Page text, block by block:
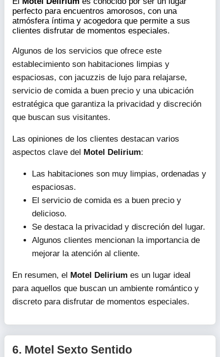
perfecto para encuentros amorosos, con una
atmósfera íntima y acogedora que permite a sus
clientes disfrutar de momentos especiales.
Algunos de los servicios que ofrece este
establecimiento son habitaciones limpias y
espaciosas, con jacuzzis de lujo para relajarse,
servicio de comida a buen precio y una ubicación
estratégica que garantiza la privacidad y discreción
que buscan sus visitantes.
Las opiniones de los clientes destacan varios
aspectos clave del Motel Delirium:
Las habitaciones son muy limpias, ordenadas y
espaciosas.
El servicio de comida es a buen precio y
delicioso.
Se destaca la privacidad y discreción del lugar.
Algunos clientes mencionan la importancia de
mejorar la atención al cliente.
En resumen, el Motel Delirium es un lugar ideal
para aquellos que buscan un ambiente romántico y
discreto para disfrutar de momentos especiales.
6. Motel Sexto Sentido